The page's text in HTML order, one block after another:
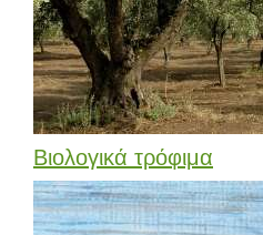
Bιολογικά τρόφιμα